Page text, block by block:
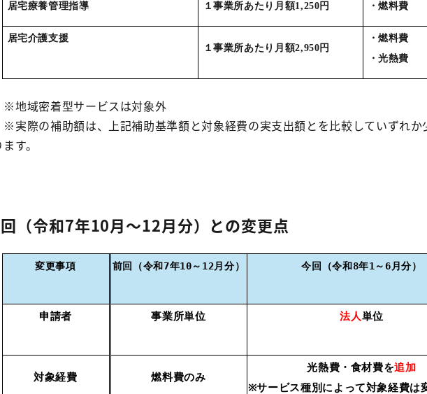
居宅療養管理指導 １事業所あたり月額1,250円 ・燃料費
居宅介護支援
１事業所あたり月額2,950円
・燃料費
・光熱費
密着型サービスは対象外
の補助額は、上記補助基準額と対象経費の実支出額とを比較していずれか
す。
（令和7年10月～12月分）との変更点
変更事項 前回（令和7年10～12月分） 今回（令和8年1～6月分）
申請者 事業所単位 法人単位
対象経費 燃料費のみ
光熱費・食材費を追加
※サービス種別によって対象経費は